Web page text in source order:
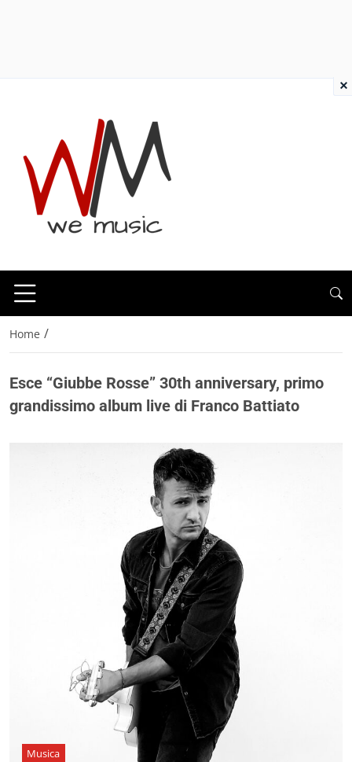
Home /
Esce “Giubbe Rosse” 30th anniversary, primo
grandissimo album live di Franco Battiato
Musica
×